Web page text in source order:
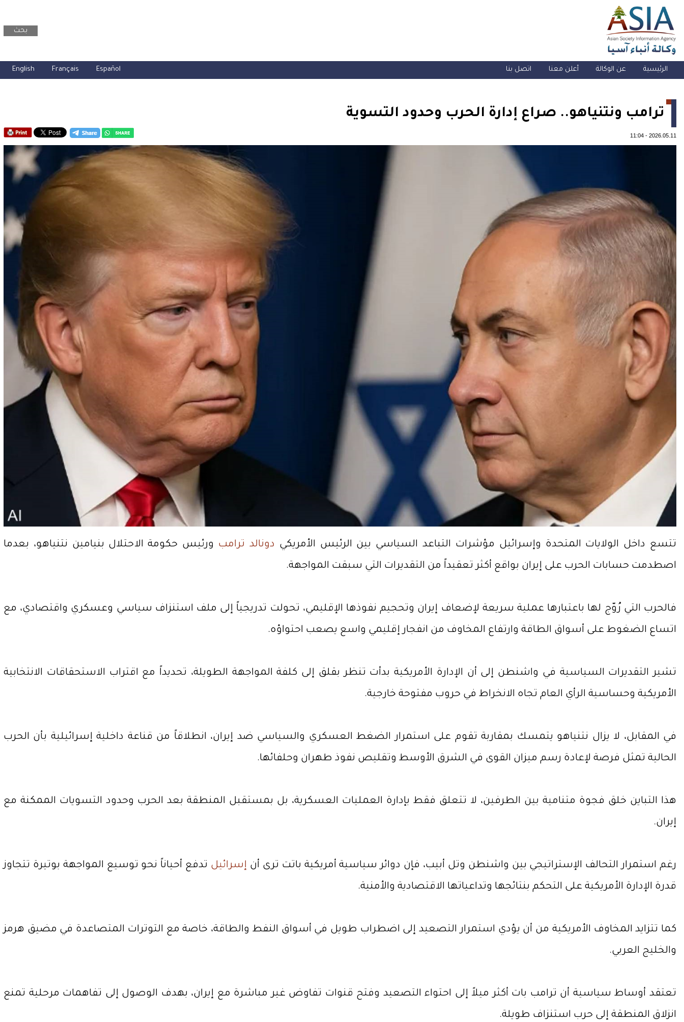
بحث
الرئيسية عن الوكالة أعلن معنا اتصل بنا English Français Español
ترامب ونتنياهو.. صراع إدارة الحرب وحدود التسوية
2026.05.11
-
11:04
تتسع داخل الولايات المتحدة وإسرائيل مؤشرات التباعد السياسي بين الرئيس الأمريكي دونالد ترامب ورئيس حكومة الاحتلال بنيامين نتنياهو، بعدما
اصطدمت حسابات الحرب على إيران بواقع أكثر تعقيداً من التقديرات التي سبقت المواجهة.
فالحرب التي رُوّج لها باعتبارها عملية سريعة لإضعاف إيران وتحجيم نفوذها الإقليمي، تحولت تدريجياً إلى ملف استنزاف سياسي وعسكري واقتصادي، مع
اتساع الضغوط على أسواق الطاقة وارتفاع المخاوف من انفجار إقليمي واسع يصعب احتواؤه.
تشير التقديرات السياسية في واشنطن إلى أن الإدارة الأمريكية بدأت تنظر بقلق إلى كلفة المواجهة الطويلة، تحديداً مع اقتراب الاستحقاقات الانتخابية
الأمريكية وحساسية الرأي العام تجاه الانخراط في حروب مفتوحة خارجية.
في المقابل، لا يزال نتنياهو يتمسك بمقاربة تقوم على استمرار الضغط العسكري والسياسي ضد إيران، انطلاقاً من قناعة داخلية إسرائيلية بأن الحرب
الحالية تمثل فرصة لإعادة رسم ميزان القوى في الشرق الأوسط وتقليص نفوذ طهران وحلفائها.
هذا التباين خلق فجوة متنامية بين الطرفين، لا تتعلق فقط بإدارة العمليات العسكرية، بل بمستقبل المنطقة بعد الحرب وحدود التسويات الممكنة مع
إيران.
رغم استمرار التحالف الإستراتيجي بين واشنطن وتل أبيب، فإن دوائر سياسية أمريكية باتت ترى أن إسرائيل تدفع أحياناً نحو توسيع المواجهة بوتيرة تتجاوز
قدرة الإدارة الأمريكية على التحكم بنتائجها وتداعياتها الاقتصادية والأمنية.
كما تتزايد المخاوف الأمريكية من أن يؤدي استمرار التصعيد إلى اضطراب طويل في أسواق النفط والطاقة، خاصة مع التوترات المتصاعدة في مضيق هرمز
والخليج العربي.
تعتقد أوساط سياسية أن ترامب بات أكثر ميلاً إلى احتواء التصعيد وفتح قنوات تفاوض غير مباشرة مع إيران، بهدف الوصول إلى تفاهمات مرحلية تمنع
انزلاق المنطقة إلى حرب استنزاف طويلة.